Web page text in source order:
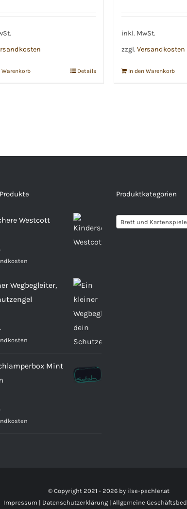
Warenkorb Details
inkl. MwSt.
zzgl. Versandkosten
In den Warenkorb
Westcott
Wegbegleiter,
Mint
Produktkategorien
Brett und Kartenspiele
© Copyright 2021 - 2026 by ilse-pachler.at
Impressum | Datenschutzerklärung| Allgemeine